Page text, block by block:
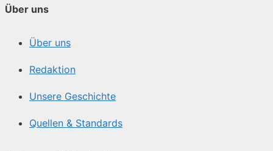
Über uns
Über uns
Redaktion
Unsere Geschichte
Quellen & Standards